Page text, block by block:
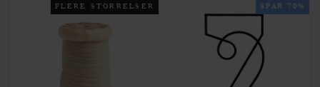
FLERE STØRRELSER SPAR 70%